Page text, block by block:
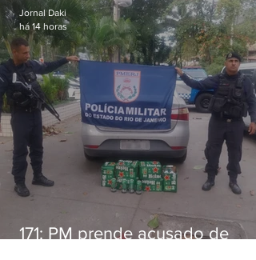
171: PM prende acusado de
Jornal Daki
há 14 horas